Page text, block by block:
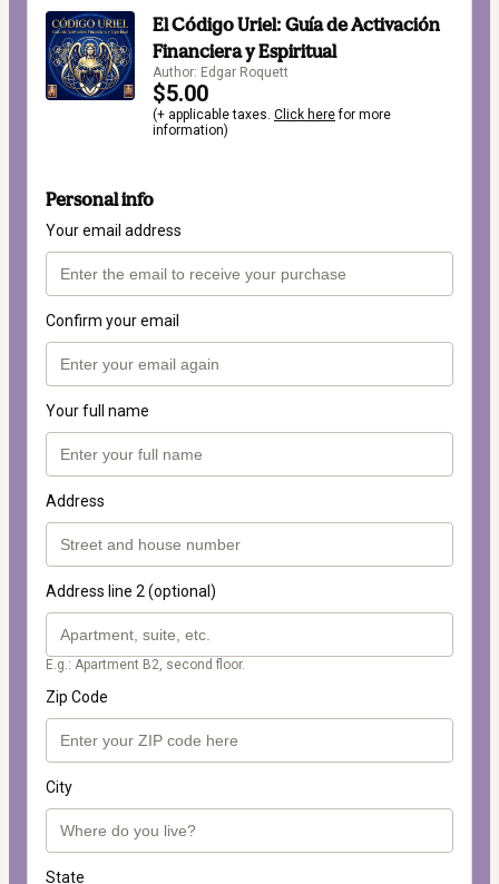
El Código Uriel: Guía de Activación
Financiera y Espiritual
Author: Edgar Roquett
$5.00
(+ applicable taxes. Click herefor more
information)
Personal info
Your email address
Confirm your email
Your full name
Address
Address line 2 (optional)
E.g.: Apartment B2, second floor.
Zip Code
City
State